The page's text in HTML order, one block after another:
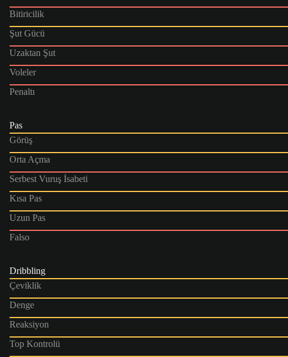
Bitiricilik
Şut Gücü
Uzaktan Şut
Voleler
Penaltı
Pas
Görüş
Orta Açma
Serbest Vuruş İsabeti
Kısa Pas
Uzun Pas
Falso
Dribbling
Çeviklik
Denge
Reaksiyon
Top Kontrolü